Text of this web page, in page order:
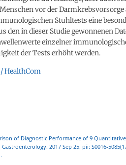
vor der Darmkrebsvorsorge
Stuhltests eine
den in dieser Studie gewonnenen
einzelner
der Tests erhöht werden.
HealthCom
of Diagnostic Performance of 9 Quantitative
2017 Sep 25. pii: S0016-